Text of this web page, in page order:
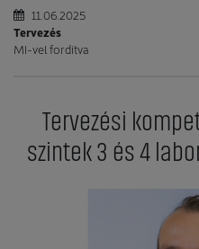
11.06.2025
Tervezés
MI-vel fordítva
Tervezési
szintek 3 és 4